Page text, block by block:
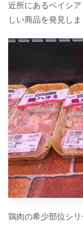
近所にあるベイシ
しい商品を発見しま
鶏肉の希少部位シリ